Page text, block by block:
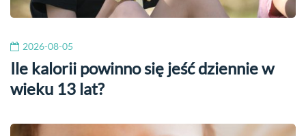
2026-08-05
Ile kalorii powinno się jeść dziennie w
wieku 13 lat?